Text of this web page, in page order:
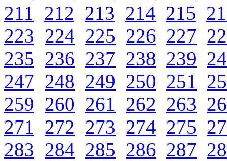
211 212 213 214 215
223 224 225 226 227
235 236 237 238 239
247 248 249 250 251
259 260 261 262 263
271 272 273 274 275
283 284 285 286 287